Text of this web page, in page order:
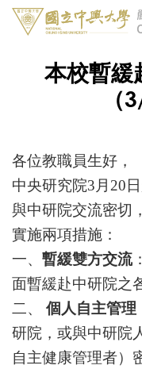
本校暫緩
（
各位教職員生好，
中央研究院3月20
與中研院交流密切
實施兩項措施：
一、 暫緩雙方交流
面暫緩赴中研院之
二、 個人自主管理
研院，或與中研院
自主健康管理者）